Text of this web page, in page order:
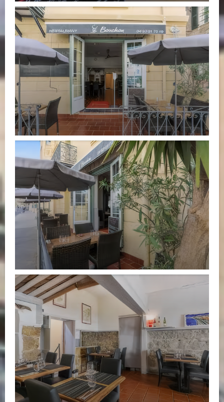
Le Bouchon Nice